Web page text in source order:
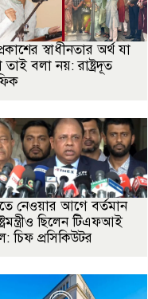
স্বাধীনতার অর্থ যা
তাই বলা নয়: রাষ্ট্রদূত
নেওয়ার আগে বর্তমান
ছিলেন টিএফআই
চিফ প্রসিকিউটর